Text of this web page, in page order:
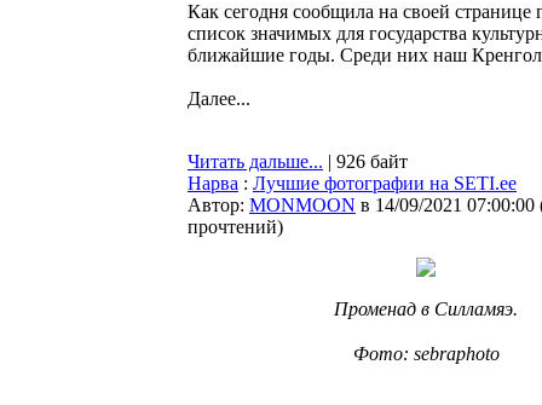
Как сегодня сообщила на своей странице
список значимых для государства
ближайшие годы. Среди них наш
Далее...
Читать дальше... | 926 байт
Нарва : Лучшие фотографии на SETI.ee
Автор: MONMOON в 14/09/2021 07:00:00
прочтений)
Променад в Силламяэ.
Фото: sebraphoto